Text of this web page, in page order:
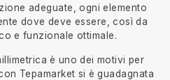
adeguate, ogni elemento
dove deve essere, così da
e funzionale ottimale.
è uno dei motivi per
Tepamarket si è guadagnata